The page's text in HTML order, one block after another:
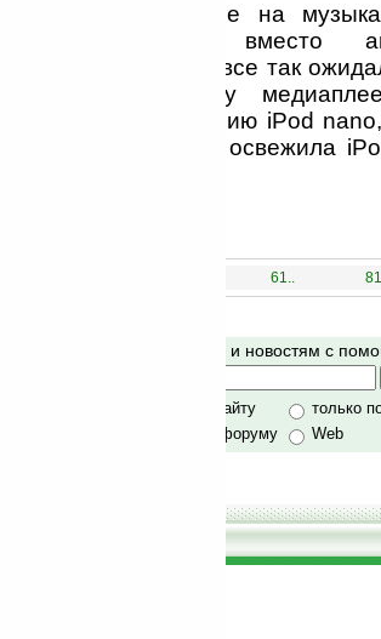
компания Apple на
& Roll», вместо
чего все так
линейку
пятую версию iPod
touch и немного освежила
61..
лучше
Поиск по сайту и новостям с
только по сайту
только
по сайту и форуму
Web